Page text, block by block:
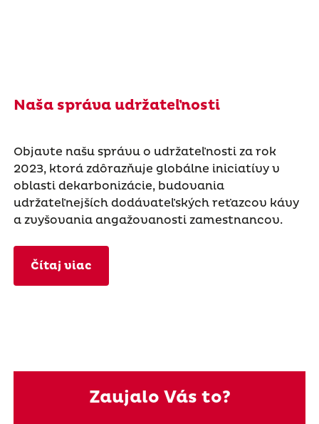
Naša správa udržateľnosti
Objavte našu správu o udržateľnosti za rok
2023, ktorá zdôrazňuje globálne iniciatívy v
oblasti dekarbonizácie, budovania
udržateľnejších dodávateľských reťazcov kávy
a zvyšovania angažovanosti zamestnancov.
Čítaj viac
Zaujalo Vás to?